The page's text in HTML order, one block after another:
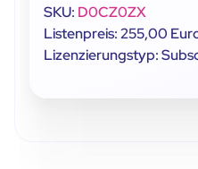
SKU: D0CZ0ZX
Listenpreis: 255,00
Lizenzierungstyp: